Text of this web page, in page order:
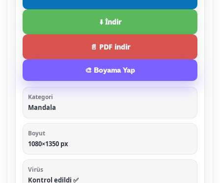
⬇️ İndir
📄 PDF indir
🎨 Boyama Yap
Kategori
Mandala
Boyut
1080×1350 px
Virüs
Kontrol edildi ✅